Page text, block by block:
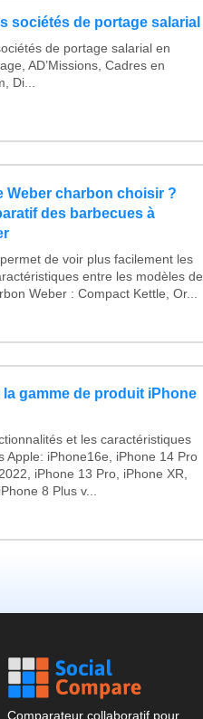
sociétés de portage salarial
de portage salarial en
AD’Missions, Cadres en
Di...
Weber charbon choisir ?
des barbecues à
de voir plus facilement les
entre les modèles de
Weber : Compact Kettle, Or...
gamme de produit iPhone
et les caractéristiques
Apple: iPhone16e, iPhone 14 Pro
iPhone 13 Pro, iPhone XR,
8 Plus v...
Comparateur collaboratif pour